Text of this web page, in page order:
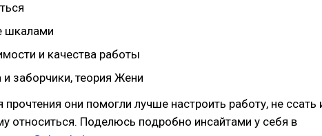
шкалами
и качества работы
заборчики, теория Жени
они помогли лучше настроить работу, не ссать
относиться. Поделюсь подробно инсайтами у себя в